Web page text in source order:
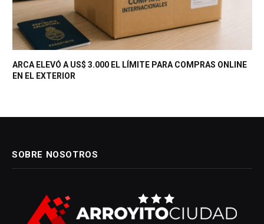
ARCA ELEVÓ A US$ 3.000 EL LÍMITE PARA COMPRAS ONLINE
EN EL EXTERIOR
SOBRE NOSOTROS